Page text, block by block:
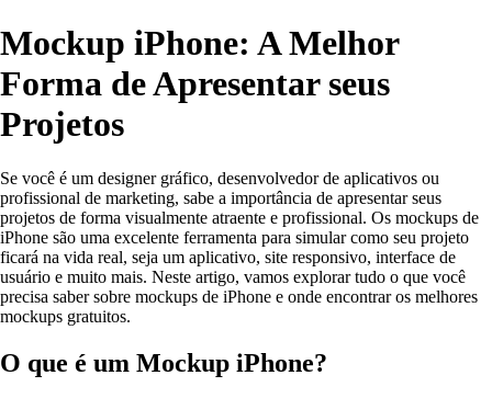
Mockup iPhone: A Melhor
Forma de Apresentar seus
Projetos
Se você é um designer gráfico, desenvolvedor de aplicativos ou
profissional de marketing, sabe a importância de apresentar seus
projetos de forma visualmente atraente e profissional. Os mockups de
iPhone são uma excelente ferramenta para simular como seu projeto
ficará na vida real, seja um aplicativo, site responsivo, interface de
usuário e muito mais. Neste artigo, vamos explorar tudo o que você
precisa saber sobre mockups de iPhone e onde encontrar os melhores
mockups gratuitos.
O que é um Mockup iPhone?